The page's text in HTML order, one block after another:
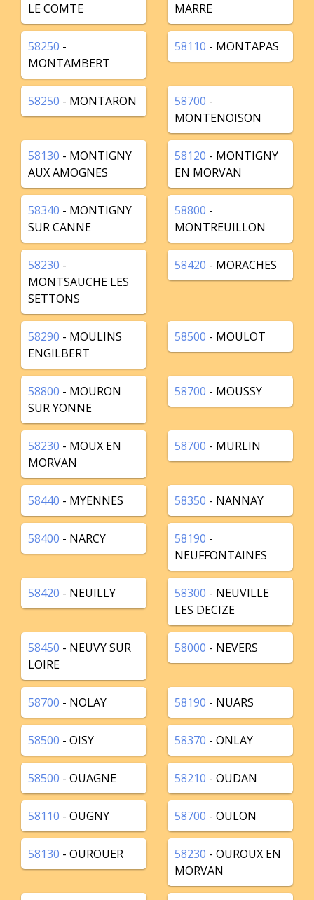
LE COMTE
MARRE
58250 -
MONTAMBERT
58110 - MONTAPAS
58250 - MONTARON 58700 -
MONTENOISON
58130 - MONTIGNY
AUX AMOGNES
58120 - MONTIGNY
EN MORVAN
58340 - MONTIGNY
SUR CANNE
58800 -
MONTREUILLON
58230 -
MONTSAUCHE LES
SETTONS
58420 - MORACHES
58290 - MOULINS
ENGILBERT
58500 - MOULOT
58800 - MOURON
SUR YONNE
58700 - MOUSSY
58230 - MOUX EN
MORVAN
58700 - MURLIN
58440 - MYENNES 58350 - NANNAY
58400 - NARCY 58190 -
NEUFFONTAINES
58420 - NEUILLY 58300 - NEUVILLE
LES DECIZE
58450 - NEUVY SUR
LOIRE
58000 - NEVERS
58700 - NOLAY 58190 - NUARS
58500 - OISY 58370 - ONLAY
58500 - OUAGNE 58210 - OUDAN
58110 - OUGNY 58700 - OULON
58130 - OUROUER 58230 - OUROUX EN
MORVAN